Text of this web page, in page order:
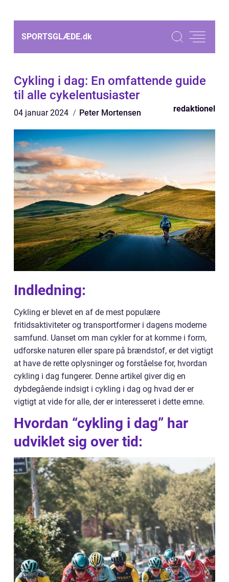
SPORTSGLÆDE.dk
Cykling i dag: En omfattende guide
til alle cykelentusiaster
04 januar 2024 Peter Mortensen redaktionel
Indledning:
Cykling er blevet en af de mest populære
fritidsaktiviteter og transportformer i dagens moderne
samfund. Uanset om man cykler for at komme i form,
udforske naturen eller spare på brændstof, er det vigtigt
at have de rette oplysninger og forståelse for, hvordan
cykling i dag fungerer. Denne artikel giver dig en
dybdegående indsigt i cykling i dag og hvad der er
vigtigt at vide for alle, der er interesseret i dette emne.
Hvordan “cykling i dag” har
udviklet sig over tid: